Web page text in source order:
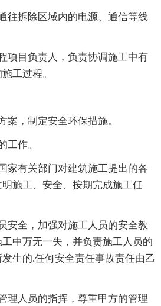
往拆除区域内的电源、通信等线
项目负责人，负责协调施工中有
工过程。
案，制定安全环保措施。
工作。
家有关部门对建筑施工提出的各
施工、安全、按期完成施工任
安全，加强对施工人员的安全教
中万无一失，并负责施工人员的
生的.任何安全责任事故责任由乙
理人员的指挥，尊重甲方的管理